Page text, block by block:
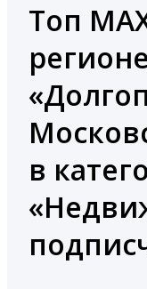
Топ
регионе
в